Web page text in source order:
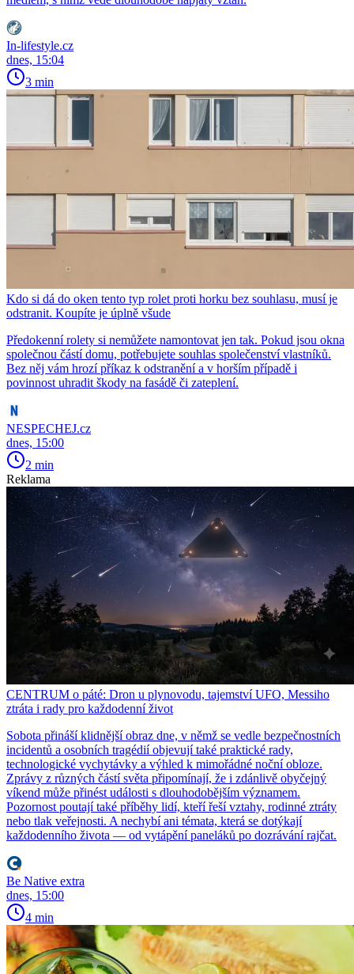
In-lifestyle.cz
dnes, 15:04
3 min
Kdo si dá do oken tento typ rolet proti horku bez souhlasu, musí je
odstranit. Koupíte je úplně všude
Předokenní rolety si nemůžete namontovat jen tak. Pokud jsou okna
společnou částí domu, potřebujete souhlas společenství vlastníků.
Bez něj vám hrozí příkaz k odstranění a v horším případě i
povinnost uhradit škody na fasádě či zateplení.
NESPECHEJ.cz
dnes, 15:00
2 min
Reklama
CENTRUM o páté: Dron u plynovodu, tajemství UFO, Messiho
ztráta i rady pro každodenní život
Sobota přináší klidnější obraz dne, v němž se vedle bezpečnostních
incidentů a osobních tragédií objevují také praktické rady,
technologické vychytávky a výhled k mimořádné noční obloze.
Zprávy z různých částí světa připomínají, že i zdánlivě obyčejný
víkend může přinést události s dlouhodobějším významem.
Pozornost poutají také příběhy lidí, kteří řeší vztahy, rodinné ztráty
nebo tlak veřejnosti. A nechybí ani témata, která se dotýkají
každodenního života — od vytápění paneláků po dozrávání rajčat.
Be Native extra
dnes, 15:00
4 min